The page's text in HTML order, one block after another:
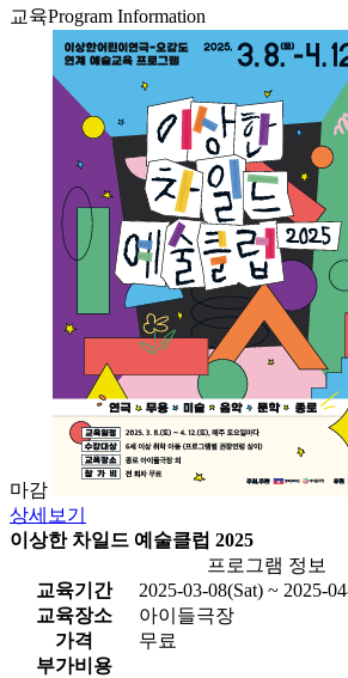
교육Program Information
마감
상세보기
이상한 차일드 예술클럽 2025
프로그램 정보
교육기간
2025-03-08(Sat) ~ 2025-
교육장소
아이들극장
가격
무료
부가비용